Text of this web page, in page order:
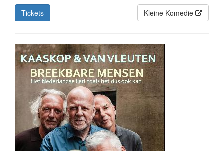
Tickets Kleine Komedie